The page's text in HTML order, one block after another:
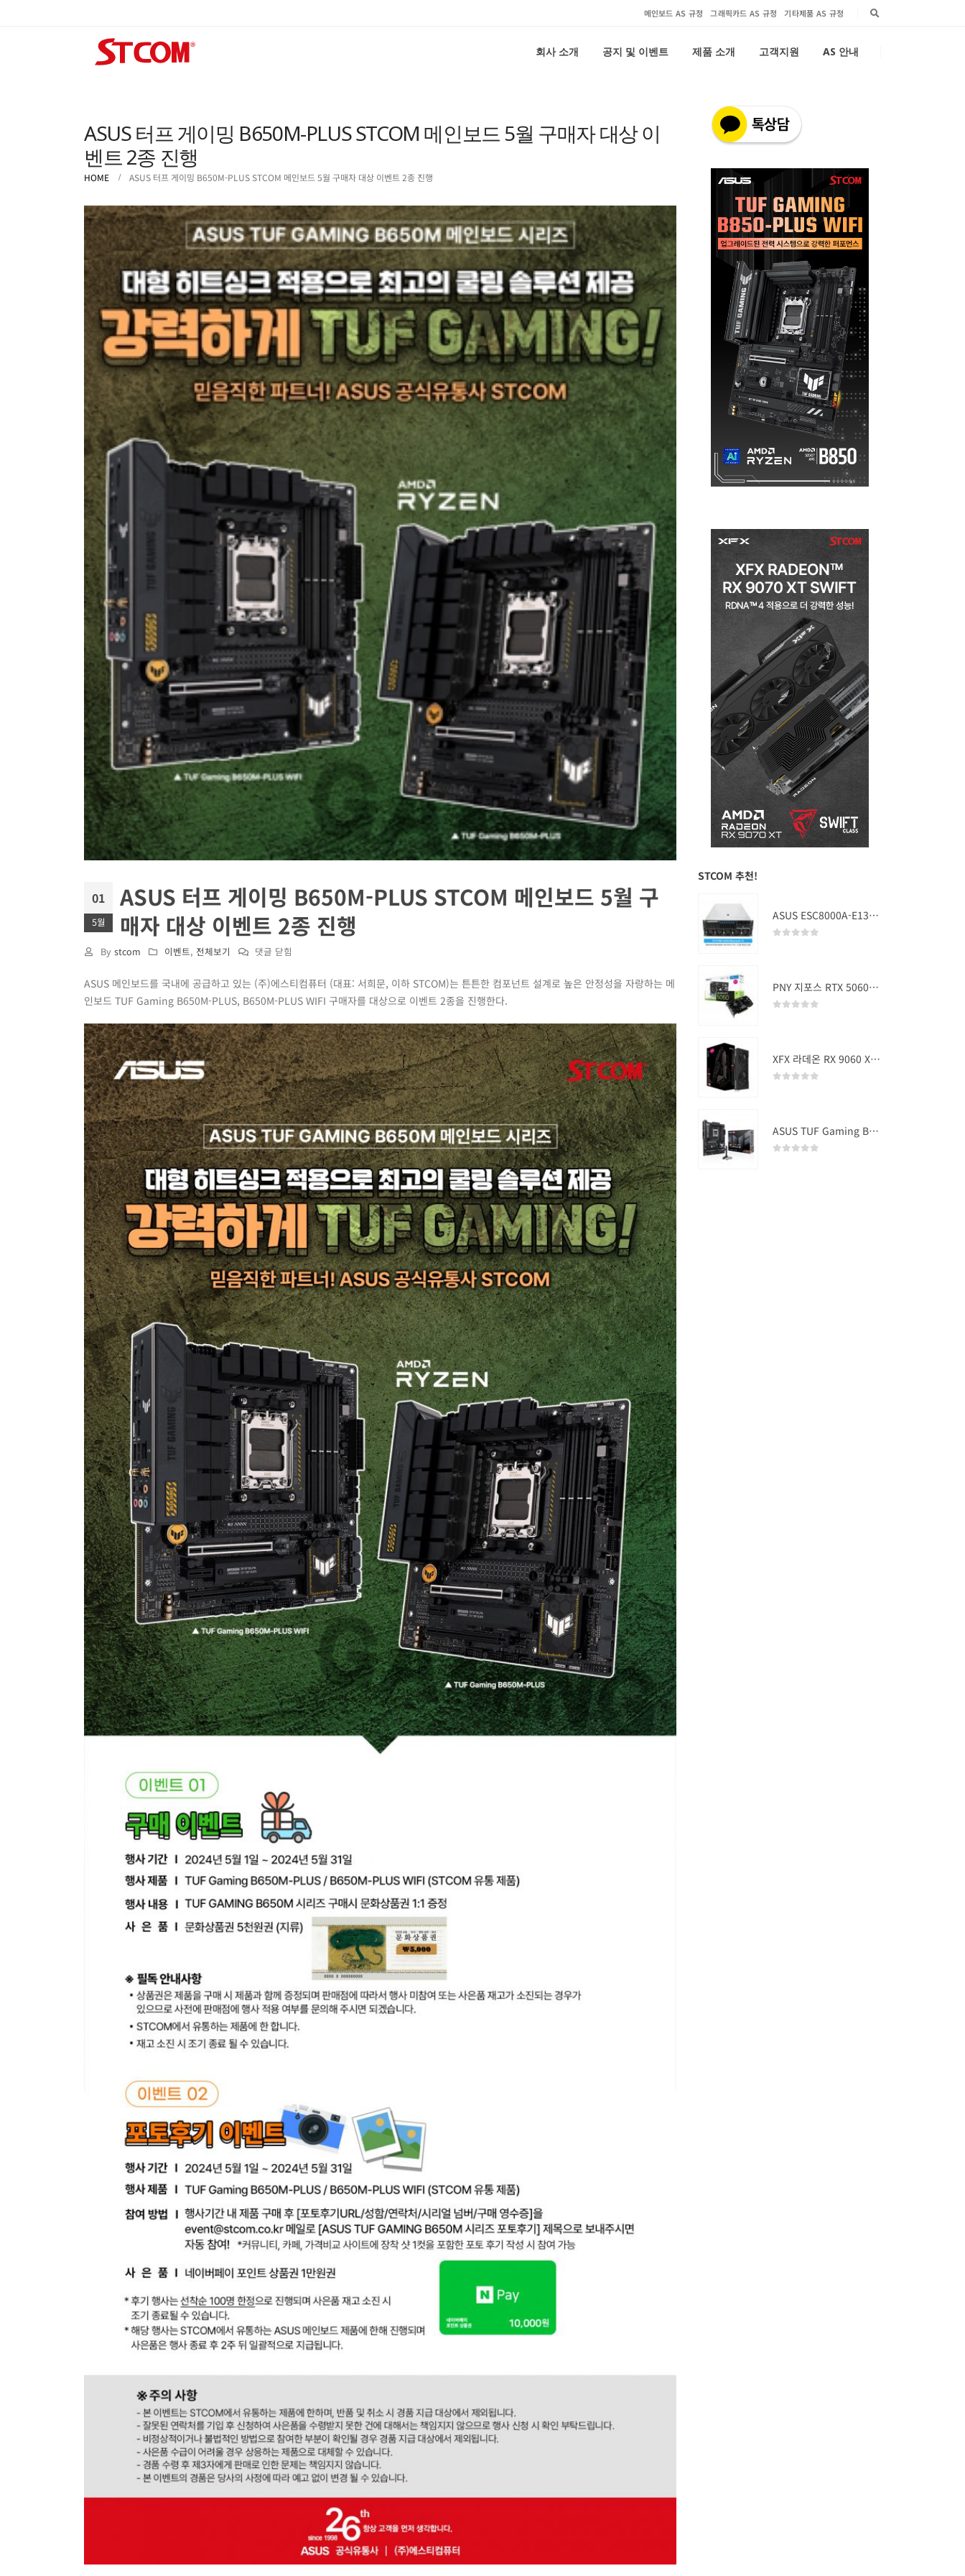
메인보드 AS 규정 그래픽카드 AS 규정 기타제품 AS 규정
회사 소개 공지 및 이벤트 제품 소개 고객지원 AS 안내
ASUS 터프 게이밍 B650M-PLUS STCOM 메인보드 5월 구매자 대상 이
벤트 2종 진행
HOME ASUS 터프 게이밍 B650M-PLUS STCOM 메인보드 5월 구매자 대상 이벤트 2종 진행
01
5월
ASUS 터프 게이밍 B650M-PLUS STCOM 메인보드 5월 구
매자 대상 이벤트 2종 진행
By stcom 이벤트, 전체보기
ASUS
프
게
밍
B650M-
PLUS
STCOM
메
인
보
드
5
월
구
매
자
대
상
이
벤
트
2
진
행
댓글 닫힘
ASUS 메인보드를 국내에 공급하고 있는 (주)에스티컴퓨터 (대표: 서희문, 이하 STCOM)는 튼튼한 컴포넌트 설계로 높은 안정성을 자랑하는 메
인보드 TUF Gaming B650M-PLUS, B650M-PLUS WIFI 구매자를 대상으로 이벤트 2종을 진행한다.
STCOM 추천!
ASUS ESC8000A-E13 (RTX PRO 5000 Blackwell x2)
PNY 지포스 RTX 5060 OC D7 8GB Dual Fan
XFX 라데온 RX 9060 XT SWIFT DUAL OC D6 16GB
ASUS TUF Gaming B850-PLUS WIFI